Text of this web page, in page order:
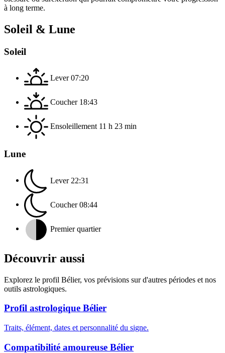
à long terme.
Soleil & Lune
Soleil
Lever 07:20
Coucher 18:43
Ensoleillement 11 h 23 min
Lune
Lever 22:31
Coucher 08:44
Premier quartier
Découvrir aussi
Explorez le profil Bélier, vos prévisions sur d'autres périodes et nos
outils astrologiques.
Profil astrologique Bélier
Traits, élément, dates et personnalité du signe.
Compatibilité amoureuse Bélier